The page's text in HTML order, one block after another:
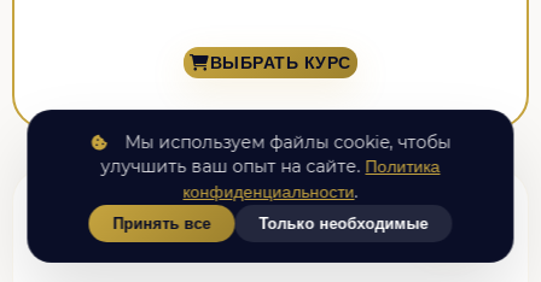
ВЫБРАТЬ КУРС
Внутрисуставная инъекция
Мы используем файлы cookie, чтобы
улучшить ваш опыт на сайте. Политика
конфиденциальности.
Принять все Только необходимые